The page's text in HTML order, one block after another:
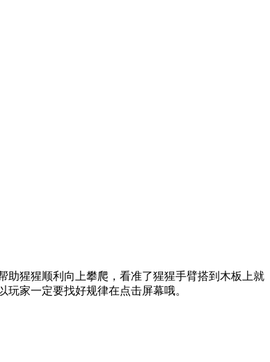
助猩猩顺利向上攀爬，看准了猩猩手臂搭到木板上就
家一定要找好规律在点击屏幕哦。